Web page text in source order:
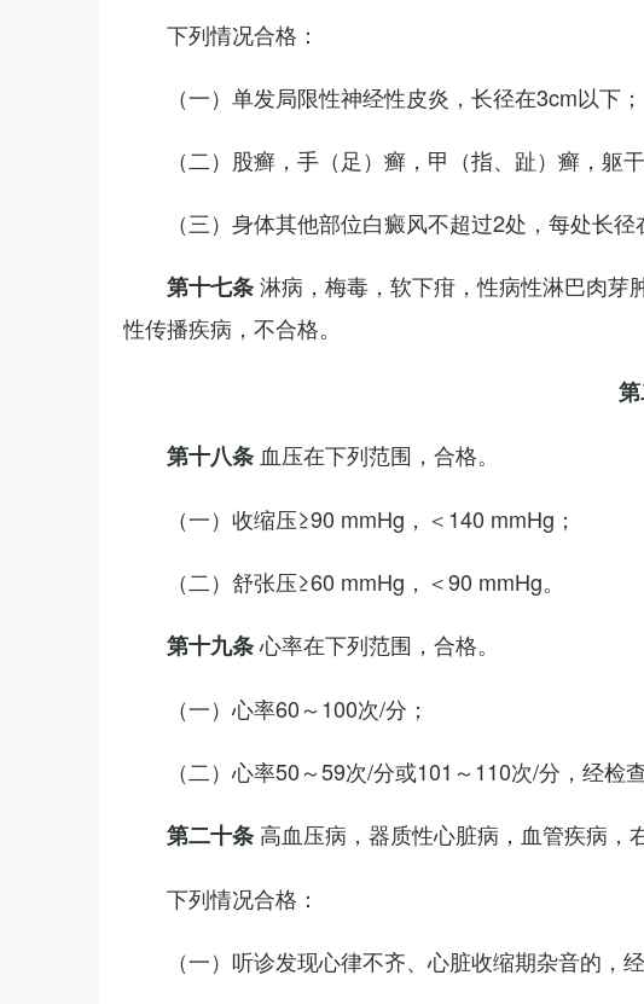
下列情况合格：
（一）单发局限性神经性皮炎，长径在3cm以下；
（二）股癣，手（足）癣，甲（指、趾）癣，躯
（三）身体其他部位白癜风不超过2处，每处长径
第十七条淋病，梅毒，软下疳，性病性淋巴肉芽
性传播疾病，不合格。
第十八条 血压在下列范围，合格。
（一）收缩压≥90 mmHg，＜140 mmHg；
（二）舒张压≥60 mmHg，＜90 mmHg。
第十九条心率在下列范围，合格。
（一）心率60～100次/分；
（二）心率50～59次/分或101～110次/分，经检
第二十条 高血压病，器质性心脏病，血管疾病，
下列情况合格：
（一）听诊发现心律不齐、心脏收缩期杂音的，